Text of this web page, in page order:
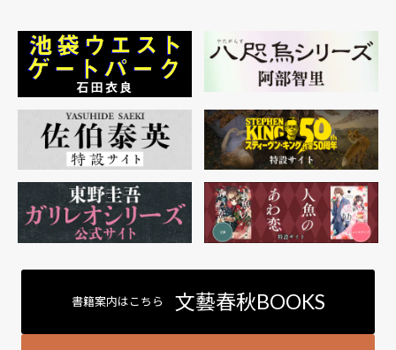
書籍案内はこちら 文藝春秋BOOKS